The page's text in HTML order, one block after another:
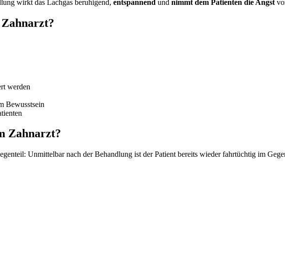
wirkt das Lachgas beruhigend, entspannend und nimmt dem Patienten die Angst
werden
Bewusstsein
Zahnarzt?
Unmittelbar nach der Behandlung ist der Patient bereits wieder fahrtüchtig im